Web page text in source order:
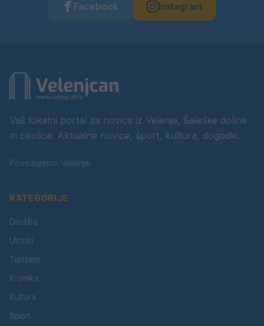
Facebook Instagram
Vaš lokalni portal za novice iz Velenja, Šaleške doline
in okolice. Aktualne novice, šport, kultura, dogodki.
Povezujemo Velenje.
KATEGORIJE
Družba
Utrinki
Turizem
Kronika
Kultura
Šport